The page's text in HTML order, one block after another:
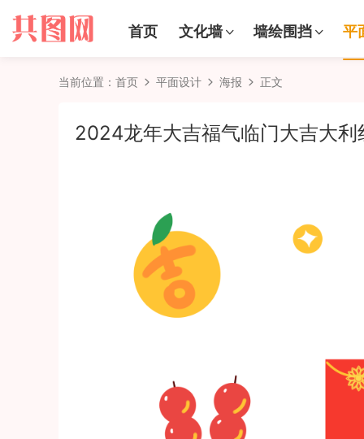
首页 文化墙 墙绘围挡 平
当前位置： 首页 平面设计 海报 正文
2024龙年大吉福气临门大吉大